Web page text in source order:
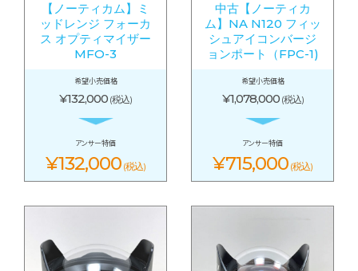
【ノーティカム】ミ
ッドレンジ フォーカ
ス オプティマイザー
MFO-3
希望小売価格
¥132,000 (税込)
アンサー特価
¥132,000 (税込)
中古【ノーティカ
ム】NA N120 フィッ
シュアイコンバージ
ョンポート（FPC-1)
希望小売価格
¥1,078,000 (税込)
アンサー特価
¥715,000 (税込)